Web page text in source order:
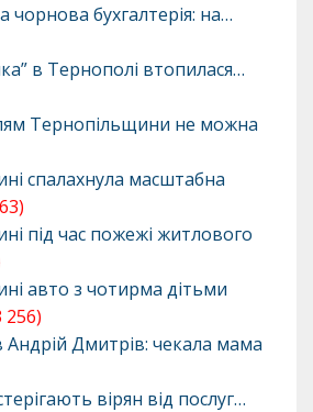
чорнова бухгалтерія: на…
в Тернополі втопилася…
Тернопільщини не можна
спалахнула масштабна
під час пожежі житлового
авто з чотирма дітьми
256)
Андрій Дмитрів: чекала мама
вірян від послуг…